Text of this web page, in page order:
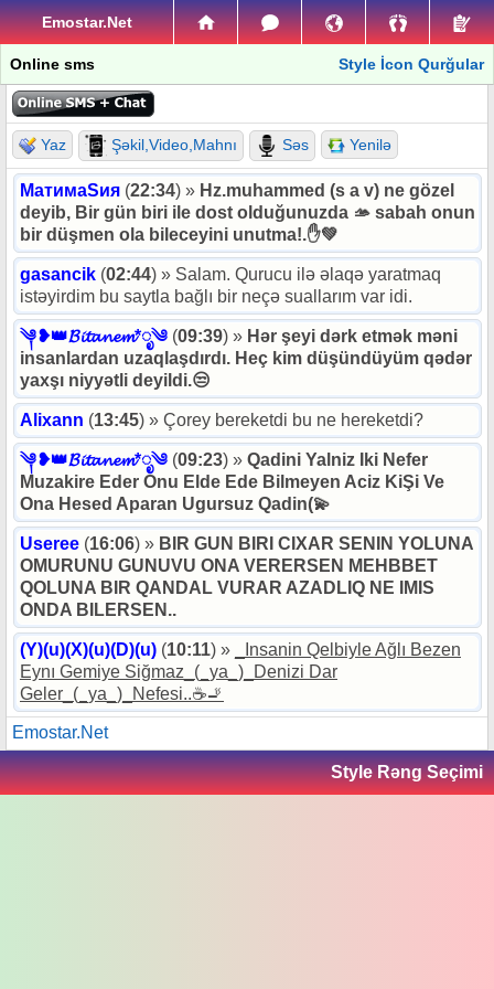
Emostar.Net
Online sms Style İcon Qurğular
Yaz Şəkil,Video,Mahnı Səs Yenilə
MaтимаSия (22:34) » Hz.muhammed (s a v) ne gözel
deyib, Bir gün biri ile dost olduğunuzda 🫴 sabah onun
bir düşmen ola bileceyini unutma!.✋️💚
gasancik (02:44) » Salam. Qurucu ilə əlaqə yaratmaq
istəyirdim bu saytla bağlı bir neçə suallarım var idi.
༆❥👑𝓑𝓲𝓽𝓪𝓷𝓮𝓶*ೃ༄ (09:39) » Hər şeyi dərk etmək məni
insanlardan uzaqlaşdırdı. Heç kim düşündüyüm qədər
yaxşı niyyətli deyildi.😒
Alixann (13:45) » Çorey bereketdi bu ne hereketdi?
༆❥👑𝓑𝓲𝓽𝓪𝓷𝓮𝓶*ೃ༄ (09:23) » Qadini Yalniz Iki Nefer
Muzakire Eder Onu Elde Ede Bilmeyen Aciz KiŞi Ve
Ona Hesed Aparan Ugursuz Qadin(💫
Useree (16:06) » BIR GUN BIRI CIXAR SENIN YOLUNA
OMURUNU GUNUVU ONA VERERSEN MEHBBET
QOLUNA BIR QANDAL VURAR AZADLIQ NE IMIS
ONDA BILERSEN..
(Y)(u)(X)(u)(D)(u) (10:11) »
_Insanin Qelbiyle Ağlı Bezen
Eynı Gemiye Siğmaz_(_ya_)_Denizi Dar
Geler_(_ya_)_Nefesi..☕🚬
Emostar.Net
Style Rəng Seçimi